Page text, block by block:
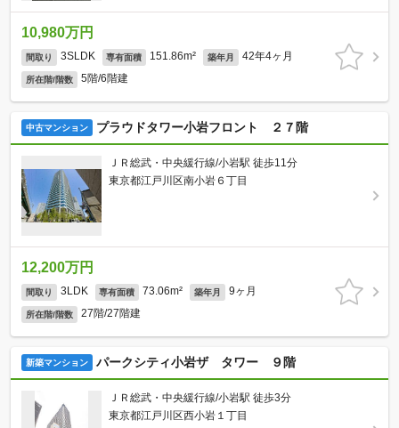
10,980万円
間取り 3SLDK 専有面積 151.86m² 築年月 42年4ヶ月
所在階/階数 5階/6階建
中古マンション プラウドタワー小岩フロント ２７階
ＪＲ総武・中央緩行線/小岩駅 徒歩11分
東京都江戸川区南小岩６丁目
12,200万円
間取り 3LDK 専有面積 73.06m² 築年月 9ヶ月
所在階/階数 27階/27階建
新築マンション パークシティ小岩ザ タワー ９階
ＪＲ総武・中央緩行線/小岩駅 徒歩3分
東京都江戸川区西小岩１丁目